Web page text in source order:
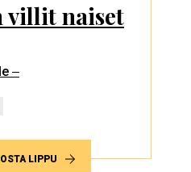
villit naiset
‒
LIPPU